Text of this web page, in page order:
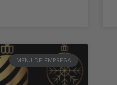
MENU DE EMPRESA